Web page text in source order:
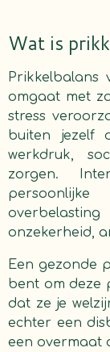
Wat is
Prikkelbalans
omgaat met
stress
buiten jezelf
werkdruk,
zorgen.
onzekerheid,
Een gezonde
bent om deze
dat ze je
echter een
een overmaat